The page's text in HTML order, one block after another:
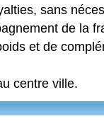
sans
de la
et de
centre ville.